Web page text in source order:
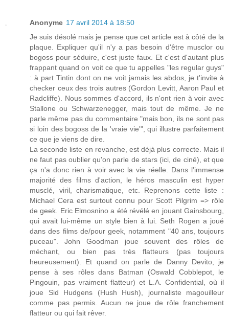
Anonyme 17 avril 2014 à 18:50
Je suis désolé mais je pense que cet article est à côté de la
plaque. Expliquer qu'il n'y a pas besoin d'être musclor ou
bogoss pour séduire, c'est juste faux. Et c'est d'autant plus
frappant quand on voit ce que tu appelles "les regular guys"
: à part Tintin dont on ne voit jamais les abdos, je t'invite à
checker ceux des trois autres (Gordon Levitt, Aaron Paul et
Radcliffe). Nous sommes d'accord, ils n'ont rien à voir avec
Stallone ou Schwarzenegger, mais tout de même. Je ne
parle même pas du commentaire "mais bon, ils ne sont pas
si loin des bogoss de la 'vraie vie'", qui illustre parfaitement
ce que je viens de dire.
La seconde liste en revanche, est déjà plus correcte. Mais il
ne faut pas oublier qu'on parle de stars (ici, de ciné), et que
ça n'a donc rien à voir avec la vie réelle. Dans l'immense
majorité des films d'action, le héros masculin est hyper
musclé, viril, charismatique, etc. Reprenons cette liste :
Michael Cera est surtout connu pour Scott Pilgrim => rôle
de geek. Eric Elmosnino a été révélé en jouant Gainsbourg,
qui avait lui-même un style bien à lui. Seth Rogen a joué
dans des films de/pour geek, notamment "40 ans, toujours
puceau". John Goodman joue souvent des rôles de
méchant, ou bien pas très flatteurs (pas toujours
heureusement). Et quand on parle de Danny Devito, je
pense à ses rôles dans Batman (Oswald Cobblepot, le
Pingouin, pas vraiment flatteur) et L.A. Confidential, où il
joue Sid Hudgens (Hush Hush), journaliste magouilleur
comme pas permis. Aucun ne joue de rôle franchement
flatteur ou qui fait rêver.